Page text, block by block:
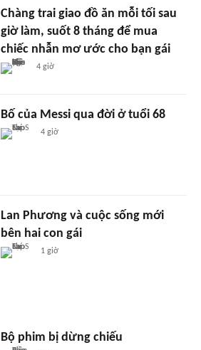
Chàng trai giao đồ ăn mỗi tối sau
giờ làm, suốt 8 tháng để mua
chiếc nhẫn mơ ước cho bạn gái
4 giờ
Bố của Messi qua đời ở tuổi 68
4 giờ
Lan Phương và cuộc sống mới
bên hai con gái
1 giờ
Bộ phim bị dừng chiếu